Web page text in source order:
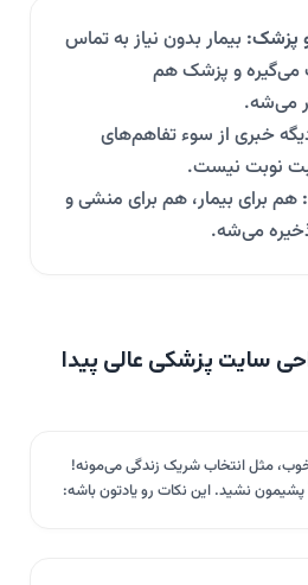
و پزشک: بیمار بدون نیاز به تماس
می‌گیره و پزشک هم
می‌شه.
خبری از سوء تفاهم‌های
ثبت نوبت نیست.
هم برای بیمار، هم برای منشی و
می‌شه.
سایت پزشکی عالی پیدا
مثل انتخاب شریک زندگی می‌مونه!
پشیمون نشید. این نکات رو یادتون باشه: